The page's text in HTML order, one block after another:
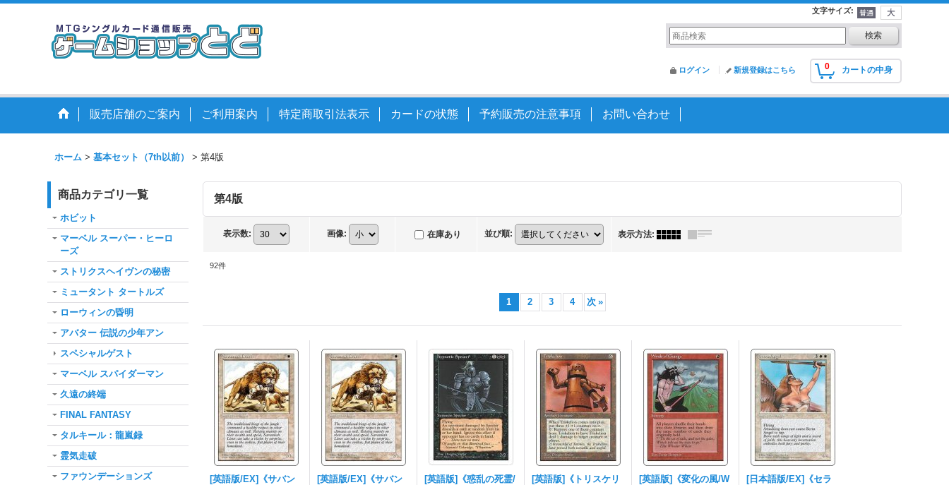
文字サイズ:
0 カートの中身
ログイン 新規登録はこちら
販売店舗のご案内 ご利用案内 特定商取引法表示 カードの状態 予約販売の注意事項 お問い合わせ
ホーム > 基本セット（7th以前） > 第4版
商品カテゴリ一覧
ホビット
マーベル スーパー・ヒーロ
ーズ
ストリクスヘイヴンの秘密
ミュータント タートルズ
ローウィンの昏明
アバター 伝説の少年アン
スペシャルゲスト
マーベル スパイダーマン
久遠の終端
FINAL FANTASY
タルキール：龍嵐録
霊気走破
ファウンデーションズ
第4版
表示数: 画像: 在庫あり 並び順: 表示方法:
92件
1 2 3 4 次 »
[英語版/EX]《サバン
[英語版/EX]《サバン
[英語版]《惑乱の死霊/
[英語版]《トリスケリ
[英語版]《変化の風/W
[日本語版/EX]《セラ